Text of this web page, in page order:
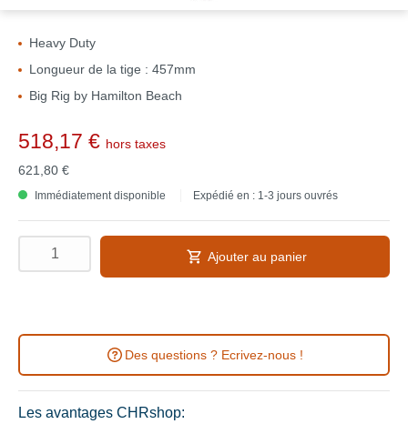
Heavy Duty
Longueur de la tige : 457mm
Big Rig by Hamilton Beach
518,17 € hors taxes
621,80 €
Immédiatement disponible Expédié en : 1-3 jours ouvrés
Ajouter au panier
Des questions ? Ecrivez-nous !
Les avantages CHRshop: